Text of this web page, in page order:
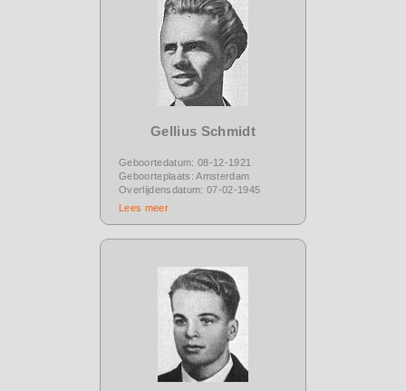
Gellius Schmidt
Geboortedatum: 08-12-1921
Geboorteplaats: Amsterdam
Overlijdensdatum: 07-02-1945
Lees meer